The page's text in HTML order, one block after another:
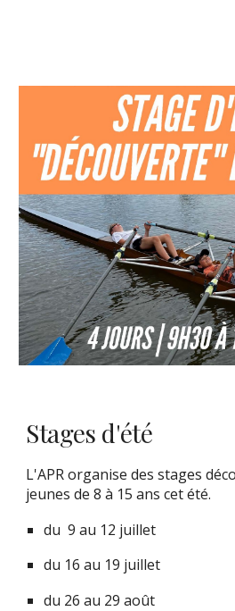
Stages d'été
L'APR organise des stages
jeunes de 8 à 15 ans cet été.
du 9 au 12 juillet
du 16 au 19 juillet
du 26 au 29 août